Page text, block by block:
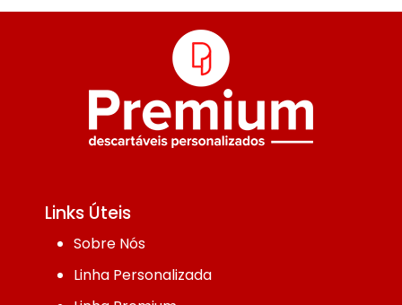
Links Úteis
Sobre Nós
Linha Personalizada